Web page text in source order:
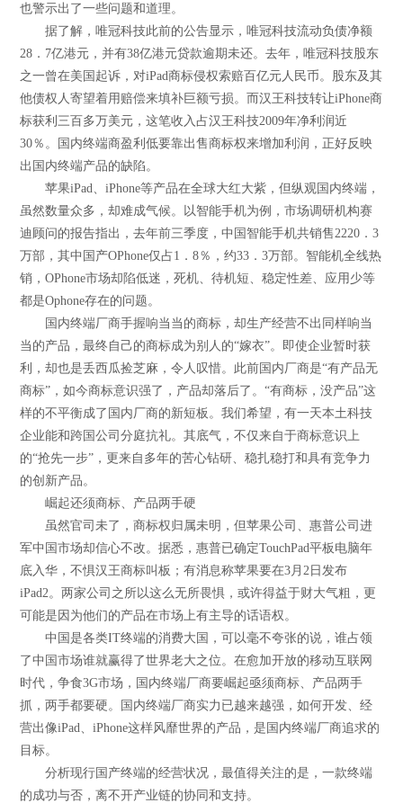
也警示出了一些问题和道理。
据了解，唯冠科技此前的公告显示，唯冠科技流动负债净额
28．7亿港元，并有38亿港元贷款逾期未还。去年，唯冠科技股东
之一曾在美国起诉，对iPad商标侵权索赔百亿元人民币。股东及其
他债权人寄望着用赔偿来填补巨额亏损。而汉王科技转让iPhone商
标获利三百多万美元，这笔收入占汉王科技2009年净利润近
30％。国内终端商盈利低要靠出售商标权来增加利润，正好反映
出国内终端产品的缺陷。
苹果iPad、iPhone等产品在全球大红大紫，但纵观国内终端，
虽然数量众多，却难成气候。以智能手机为例，市场调研机构赛
迪顾问的报告指出，去年前三季度，中国智能手机共销售2220．3
万部，其中国产OPhone仅占1．8％，约33．3万部。智能机全线热
销，OPhone市场却陷低迷，死机、待机短、稳定性差、应用少等
都是Ophone存在的问题。
国内终端厂商手握响当当的商标，却生产经营不出同样响当
当的产品，最终自己的商标成为别人的“嫁衣”。即使企业暂时获
利，却也是丢西瓜捡芝麻，令人叹惜。此前国内厂商是“有产品无
商标”，如今商标意识强了，产品却落后了。“有商标，没产品”这
样的不平衡成了国内厂商的新短板。我们希望，有一天本土科技
企业能和跨国公司分庭抗礼。其底气，不仅来自于商标意识上
的“抢先一步”，更来自多年的苦心钻研、稳扎稳打和具有竞争力
的创新产品。
崛起还须商标、产品两手硬
虽然官司未了，商标权归属未明，但苹果公司、惠普公司进
军中国市场却信心不改。据悉，惠普已确定TouchPad平板电脑年
底入华，不惧汉王商标叫板；有消息称苹果要在3月2日发布
iPad2。两家公司之所以这么无所畏惧，或许得益于财大气粗，更
可能是因为他们的产品在市场上有主导的话语权。
中国是各类IT终端的消费大国，可以毫不夸张的说，谁占领
了中国市场谁就赢得了世界老大之位。在愈加开放的移动互联网
时代，争食3G市场，国内终端厂商要崛起亟须商标、产品两手
抓，两手都要硬。国内终端厂商实力已越来越强，如何开发、经
营出像iPad、iPhone这样风靡世界的产品，是国内终端厂商追求的
目标。
分析现行国产终端的经营状况，最值得关注的是，一款终端
的成功与否，离不开产业链的协同和支持。